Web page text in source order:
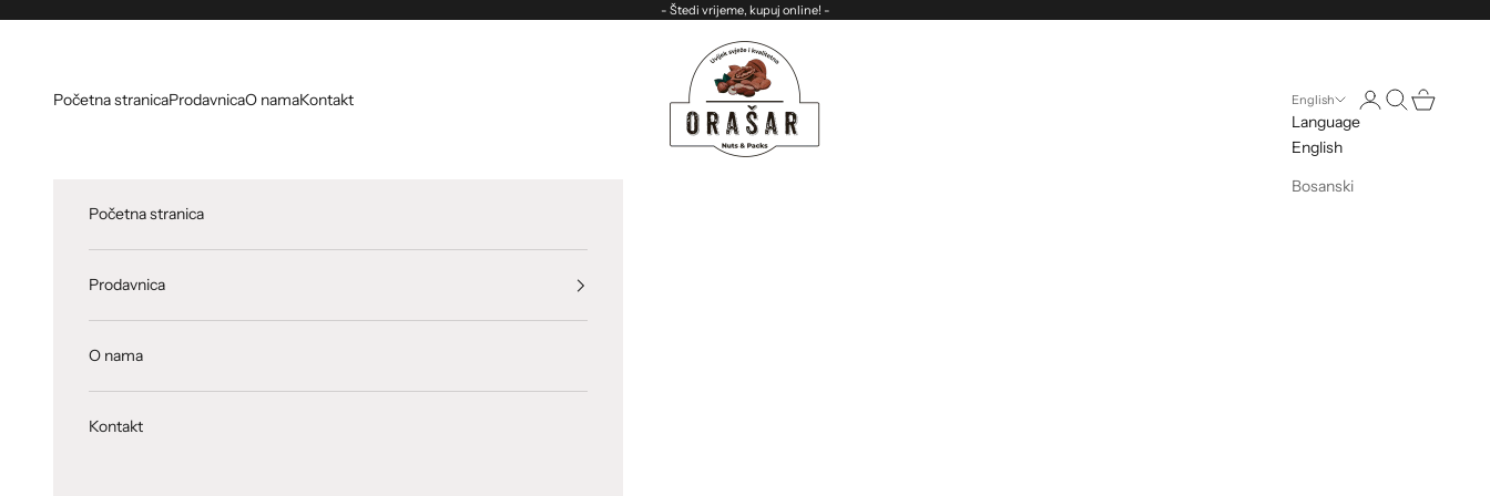
- Štedi vrijeme, kupuj online! -
ORASAR
Početna stranicaProdavnicaO namaKontakt English
Language
English
Bosanski
Open account page
Open search
Open cart
Početna stranica
Prodavnica
O nama
Kontakt